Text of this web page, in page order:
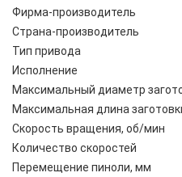
Фирма-производитель
Страна-производитель
Тип привода
Исполнение
Максимальный диаметр
Максимальная длина
Скорость вращения, об/мин
Количество скоростей
Перемещение пиноли, мм